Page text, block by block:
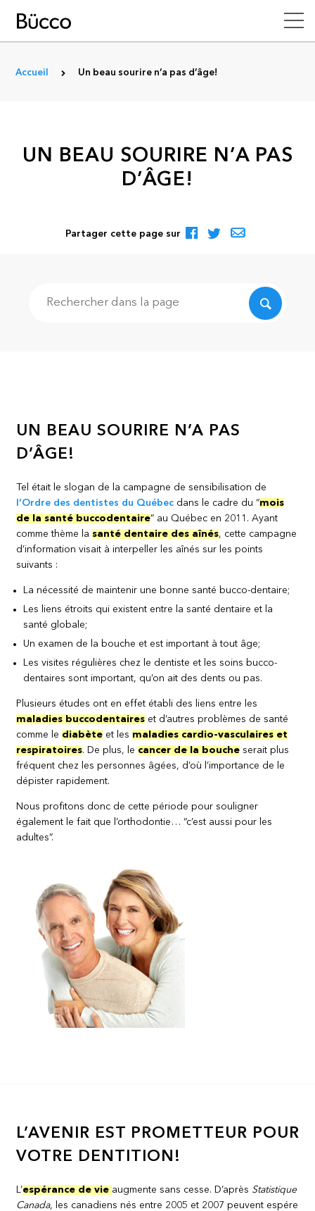
Accueil Un beau sourire n’a pas d’âge!
UN BEAU SOURIRE N’A PAS
D’ÂGE!
Partager cette page sur
UN BEAU SOURIRE N’A PAS
D’ÂGE!
Tel était le slogan de la campagne de sensibilisation de
l’Ordre des dentistes du Québec dans le cadre du “mois
de la santé buccodentaire” au Québec en 2011. Ayant
comme thème lasanté dentaire des aînés, cette campagne
d’information visait à interpeller les aînés sur les points
suivants :
La nécessité de maintenir une bonne santé bucco-dentaire;
Les liens étroits qui existent entre la santé dentaire et la
santé globale;
Un examen de la bouche et est important à tout âge;
Les visites régulières chez le dentiste et les soins bucco-
dentaires sont important, qu’on ait des dents ou pas.
Plusieurs études ont en effet établi des liens entre les
maladies buccodentaires et d’autres problèmes de santé
comme le diabète et les maladies cardio-vasculaires et
respiratoires. De plus, le cancer de la bouche serait plus
fréquent chez les personnes âgées, d’où l’importance de le
dépister rapidement.
Nous profitons donc de cette période pour souligner
également le fait que l’orthodontie… “c’est aussi pour les
adultes”.
L’AVENIR EST PROMETTEUR POUR
VOTRE DENTITION!
L’espérance de vie augmente sans cesse. D’après Statistique
Canada, les canadiens nés entre 2005 et 2007 peuvent espére